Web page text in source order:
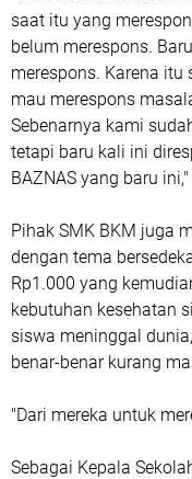
saat itu yang
belum merespons.
merespons. Karena itu
mau merespons
Sebenarnya kami
tetapi baru kali ini
BAZNAS yang baru
‎Pihak SMK BKM juga
dengan tema
Rp1.000 yang
kebutuhan kesehatan
siswa meninggal
benar-benar kurang
‎"Dari mereka untuk
‎Sebagai Kepala